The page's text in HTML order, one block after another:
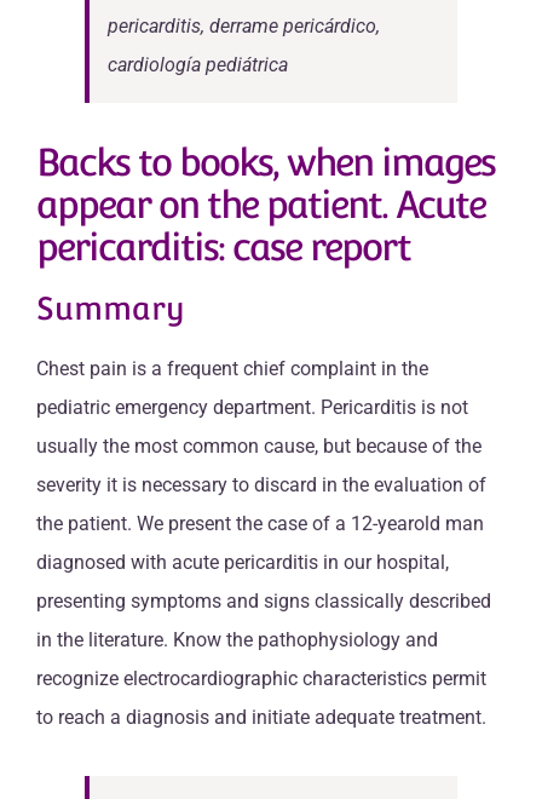
pericarditis, derrame pericárdico,
cardiología pediátrica
Backs to books, when images
appear on the patient. Acute
pericarditis: case report
Summary
Chest pain is a frequent chief complaint in the
pediatric emergency department. Pericarditis is not
usually the most common cause, but because of the
severity it is necessary to discard in the evaluation of
the patient. We present the case of a 12-yearold man
diagnosed with acute pericarditis in our hospital,
presenting symptoms and signs classically described
in the literature. Know the pathophysiology and
recognize electrocardiographic characteristics permit
to reach a diagnosis and initiate adequate treatment.